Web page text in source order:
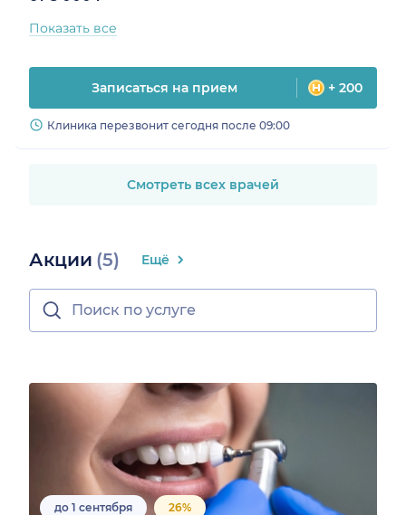
Показать все
Записаться на прием + 200
Клиника перезвонит сегодня после 09:00
Смотреть всех врачей
Акции (5) Ещё
до 1 сентября 26%